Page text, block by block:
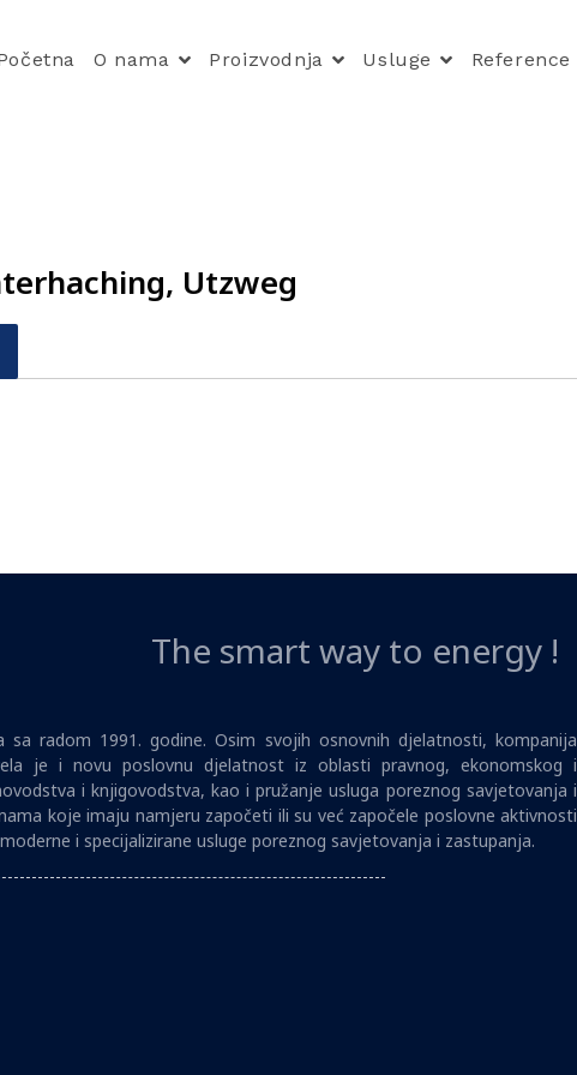
O nama Proizvodnja Usluge Reference
Utzweg
The smart way to energy !
sa radom 1991. godine. Osim svojih osnovnih djelatnosti, kompanija
je i novu poslovnu djelatnost iz oblasti pravnog, ekonomskog i
i knjigovodstva, kao i pružanje usluga poreznog savjetovanja i
koje imaju namjeru započeti ili su već započele poslovne aktivnosti
i specijalizirane usluge poreznog savjetovanja i zastupanja.